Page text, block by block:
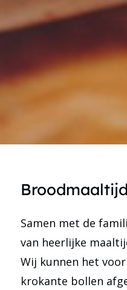
Samen met de
van heerlijke
Wij kunnen het
krokante bollen